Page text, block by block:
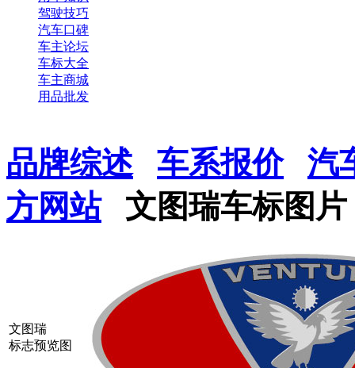
驾驶技巧
汽车口碑
车主论坛
车标大全
车主商城
用品批发
品牌综述 车系报价
汽
方网站
文图瑞车标图片
文图瑞
标志预览图